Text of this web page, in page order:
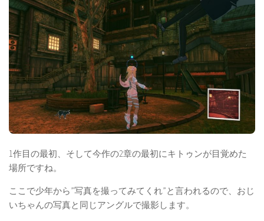
1作目の最初、そして今作の2章の最初にキトゥンが目覚めた
場所ですね。
ここで少年から”写真を撮ってみてくれ”と言われるので、おじ
いちゃんの写真と同じアングルで撮影します。